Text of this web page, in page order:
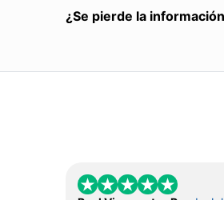
¿Se pierde la